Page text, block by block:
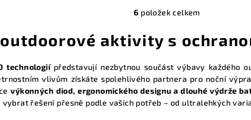
z
hvězdiček.
O
l
d
a
c
6 položek celkem
aktivity s
technologiípředstavují nezbytnou součást výbavy každého
vlivům získáte spolehlivého partnera pro noční
výkonných diod, ergonomického designu a dlouhé výdrže
vybrat řešení přesně podle vašich potřeb – od ultralehkých